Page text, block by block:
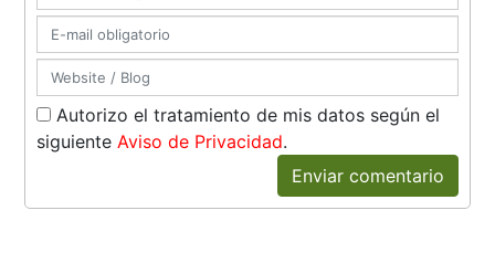
Autorizo el tratamiento de mis datos según el
siguienteAviso de Privacidad.
Enviar comentario